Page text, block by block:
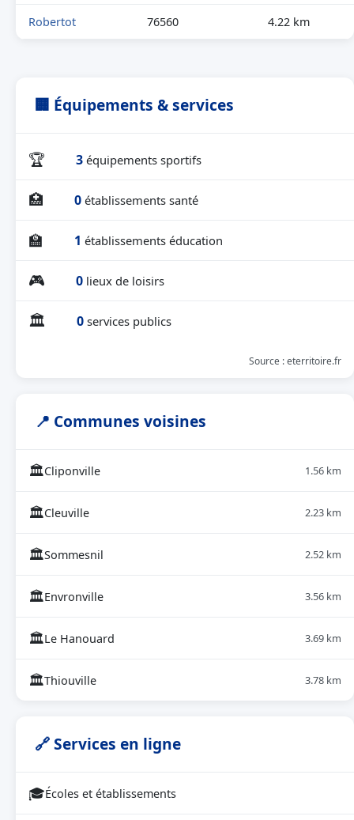
Robertot 76560 4.22 km
🏢 Équipements & services
🏆 3 équipements sportifs
🏥 0 établissements santé
🏫 1 établissements éducation
🎮 0 lieux de loisirs
🏛 0 services publics
Source : eterritoire.fr
📍 Communes voisines
🏛Cliponville 1.56 km
🏛Cleuville 2.23 km
🏛Sommesnil 2.52 km
🏛Envronville 3.56 km
🏛Le Hanouard 3.69 km
🏛Thiouville 3.78 km
🔗 Services en ligne
🎓Écoles et établissements